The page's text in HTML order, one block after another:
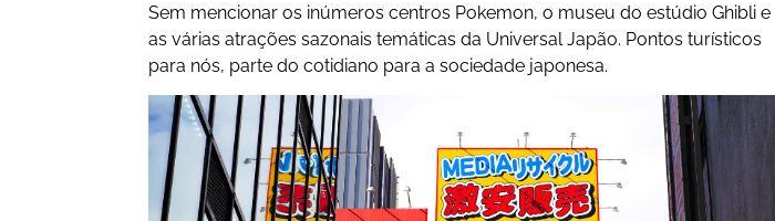
Sem mencionar os inúmeros centros Pokemon, o museu do estúdio Ghibli e
as várias atrações sazonais temáticas da Universal Japão. Pontos turísticos
para nós, parte do cotidiano para a sociedade japonesa.